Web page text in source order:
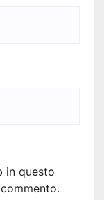
in questo